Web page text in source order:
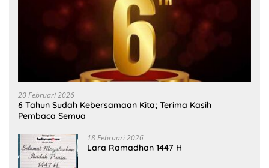
20 Februari 2026
6 Tahun Sudah Kebersamaan Kita; Terima Kasih
Pembaca Semua
18 Februari 2026
Lara Ramadhan 1447 H